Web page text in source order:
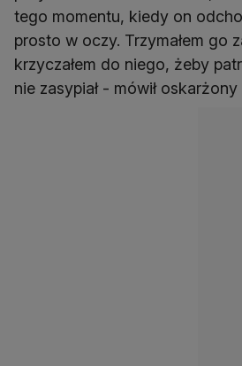
tego momentu, kiedy on
prosto w oczy. Trzymałem go
krzyczałem do niego, żeby
nie zasypiał - mówił